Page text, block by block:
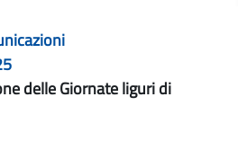
delle Giornate liguri di